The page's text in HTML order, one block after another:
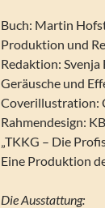
Buch: Martin
Produktion und
Redaktion:
Geräusche und
Coverillustration:
Rahmendesign:
„TKKG – Die
Eine Produktion
Die Ausstattung: